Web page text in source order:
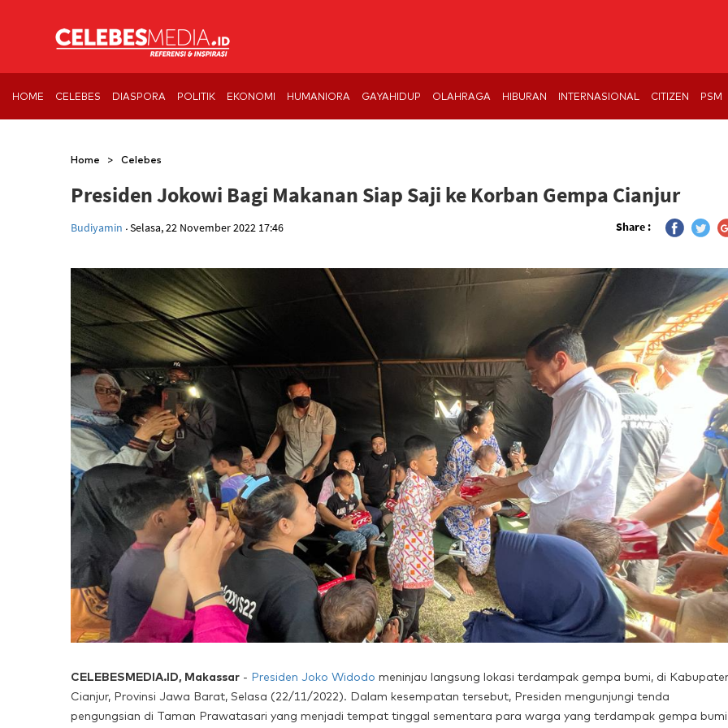
HOME CELEBES DIASPORA POLITIK EKONOMI HUMANIORA GAYAHIDUP OLAHRAGA HIBURAN INTERNASIONAL CITIZEN PSM
Home > Celebes
Presiden Jokowi Bagi Makanan Siap Saji ke Korban Gempa Cianjur
Budiyamin .Selasa, 22 November 2022 17:46 Share :
CELEBESMEDIA.ID, Makassar - Presiden Joko Widodo meninjau langsung lokasi terdampak gempa bumi, di
Cianjur, Provinsi Jawa Barat, Selasa (22/11/2022). Dalam kesempatan tersebut, Presiden mengunjungi tenda
pengungsian di Taman Prawatasari yang menjadi tempat tinggal sementara para warga yang terdampak gempa